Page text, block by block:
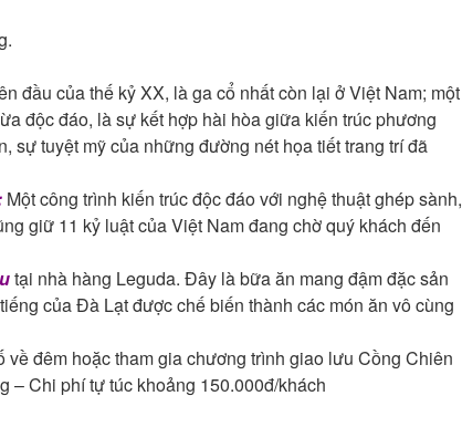
đầu của thế kỷ XX, là ga cổ nhất còn lại ở Việt Nam; một
độc đáo, là sự kết hợp hài hòa giữa kiến trúc phương
sự tuyệt mỹ của những đường nét họa tiết trang trí đã
Một công trình kiến trúc độc đáo với nghệ thuật ghép sành,
giữ 11 kỷ luật của Việt Nam đang chờ quý khách đến
tại nhà hàng Leguda. Đây là bữa ăn mang đậm đặc sản
của Đà Lạt được chế biến thành các món ăn vô cùng
về đêm hoặc tham gia chương trình giao lưu Cồng Chiên
– Chi phí tự túc khoảng 150.000đ/khách